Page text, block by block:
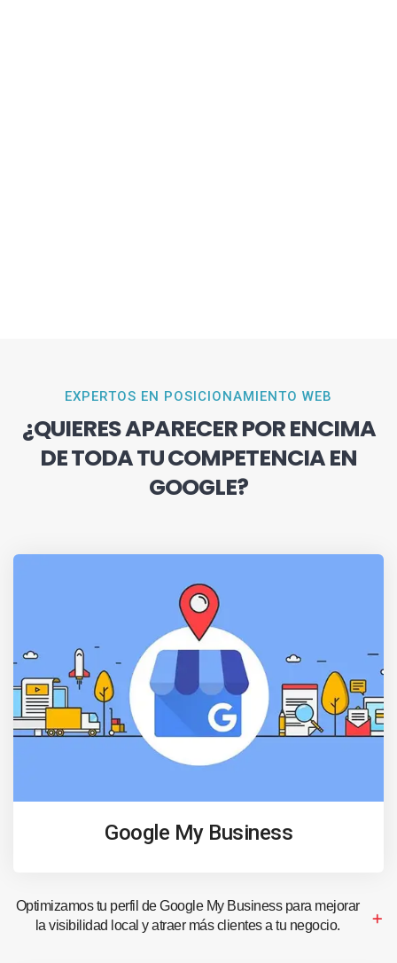
EXPERTOS EN POSICIONAMIENTO WEB
¿QUIERES APARECER POR ENCIMA
DE TODA TU COMPETENCIA EN
GOOGLE?
Google My Business
Optimizamos tu perfil de Google My Business para mejorar
la visibilidad local y atraer más clientes a tu negocio.